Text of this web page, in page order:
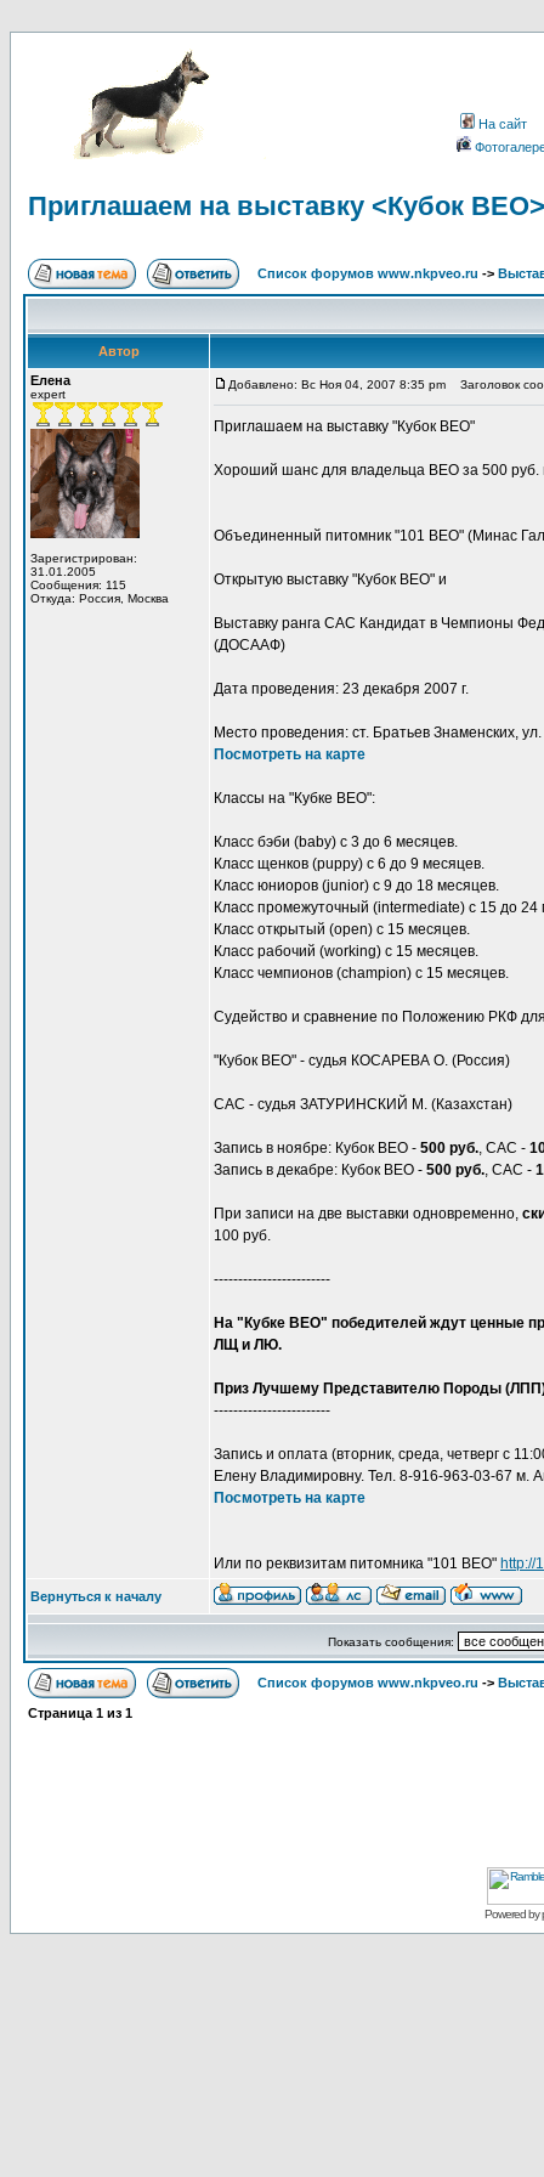
На сайт
Приглашаем на выставку <Кубок ВЕО>
Список форумов www.nkpveo.ru ->
Автор
Елена
expert
Зарегистрирован:
31.01.2005
Сообщения: 115
Откуда: Россия, Москва
Добавлено: Вс Ноя 04, 2007 8:35 pm Заголовок
Приглашаем на выставку "Кубок ВЕО"
Хороший шанс для владельца ВЕО за 500 руб.
Объединенный питомник "101 ВЕО" (Минас
Открытую выставку "Кубок ВЕО" и
Выставку ранга САС Кандидат в Чемпионы
(ДОСААФ)
Дата проведения: 23 декабря 2007 г.
Место проведения: ст. Братьев Знаменских,
Посмотреть на карте
Классы на "Кубке ВЕО":
Класс бэби (baby) с 3 до 6 месяцев.
Класс щенков (puppy) с 6 до 9 месяцев.
Класс юниоров (junior) с 9 до 18 месяцев.
Класс промежуточный (intermediate) с 15 до 24
Класс открытый (open) c 15 месяцев.
Класс рабочий (working) с 15 месяцев.
Класс чемпионов (champion) с 15 месяцев.
Судейство и сравнение по Положению РКФ
"Кубок ВЕО" - судья КОСАРЕВА О. (Россия)
САС - судья ЗАТУРИНСКИЙ М. (Казахстан)
Запись в ноябре: Кубок ВЕО - 500 руб., САС -
Запись в декабре: Кубок ВЕО - 500 руб., САС -
При записи на две выставки одновременно,
100 руб.
------------------------
На "Кубке ВЕО" победителей ждут ценные
ЛЩ и ЛЮ.
Приз Лучшему Представителю Породы
------------------------
Запись и оплата (вторник, среда, четверг с
Елену Владимировну. Тел. 8-916-963-03-67 м.
Посмотреть на карте
Или по реквизитам питомника "101 ВЕО" http://
Вернуться к началу
Показать сообщения:
Список форумов www.nkpveo.ru ->
Страница 1 из 1
Powered by